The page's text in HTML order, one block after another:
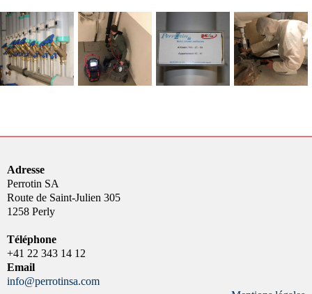
Adresse
Perrotin SA
Route de Saint-Julien 305
1258 Perly
Téléphone
+41 22 343 14 12
Email
info@perrotinsa.com